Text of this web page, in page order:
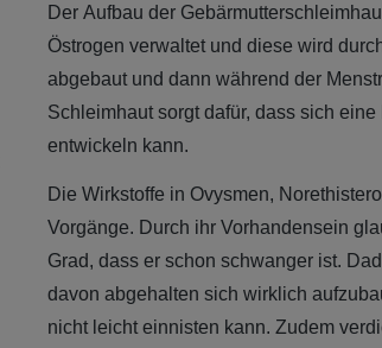
Der Aufbau der
Östrogen verwaltet und diese wird
abgebaut und dann während der
Schleimhaut sorgt dafür, dass sich
entwickeln kann.
Die Wirkstoffe in Ovysmen,
Vorgänge. Durch ihr Vorhandensein
Grad, dass er schon schwanger ist.
davon abgehalten sich wirklich
nicht leicht einnisten kann. Zudem